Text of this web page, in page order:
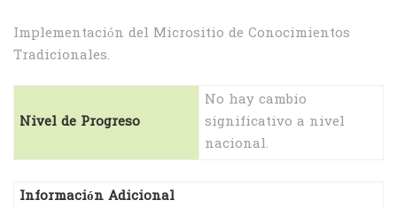
Implementación del Micrositio de Conocimientos
Tradicionales.
Nivel de Progreso
No hay cambio
significativo a nivel
nacional.
Información Adicional